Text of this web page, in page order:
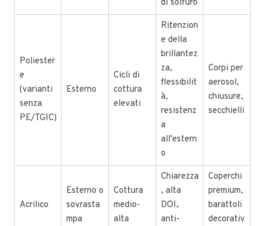
di solfuro
Poliester
e
(varianti
senza
PE/TGIC)
Esterno
Cicli di
cottura
elevati
Ritenzion
e della
brillantez
za,
flessibilit
à,
resistenz
a
all'estern
o
Corpi per
aerosol,
chiusure,
secchielli
Acrilico
Esterno o
sovrasta
mpa
Cottura
medio-
alta
Chiarezza
, alta
DOI,
anti-
Coperchi
premium,
barattoli
decorativ